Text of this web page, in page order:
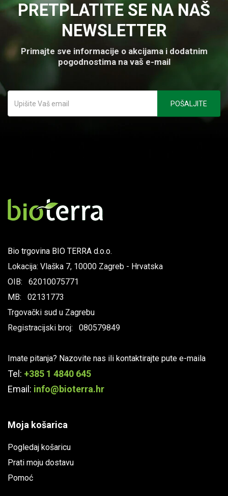
PRETPLATITE SE NA NAŠ
NEWSLETTER
Primajte sve informacije o akcijama i dodatnim
pogodnostima na vaš e-mail
Bio trgovina BIO TERRA d.o.o.
Lokacija: Vlaška 7, 10000 Zagreb - Hrvatska
OIB: 62010075771
MB: 02131773
Trgovački sud u Zagrebu
Registracijski broj: 080579849
Imate pitanja? Nazovite nas ili kontaktirajte pute e-maila
Tel: +385 1 4840 645
Email: info@bioterra.hr
Moja košarica
Pogledaj košaricu
Prati moju dostavu
Pomoć